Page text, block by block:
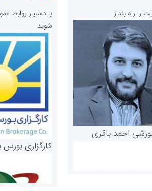
را راه بنداز
احمد باقری
با دستیار روابط
شوید
کارگزاری بورس